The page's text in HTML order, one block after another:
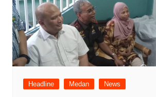
Headline Medan News